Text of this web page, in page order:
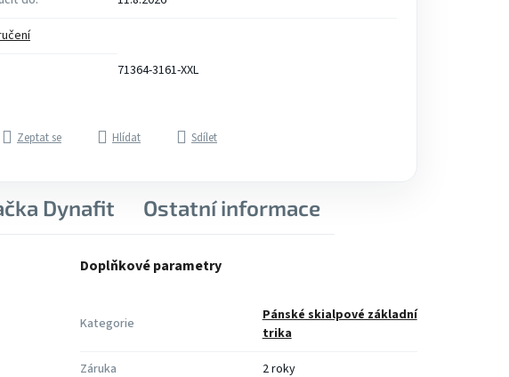
71364-3161-XXL
Zeptat se Hlídat Sdílet
Dynafit Ostatní informace
Doplňkové parametry
Kategorie
Pánské skialpové základní
trika
Záruka
2 roky